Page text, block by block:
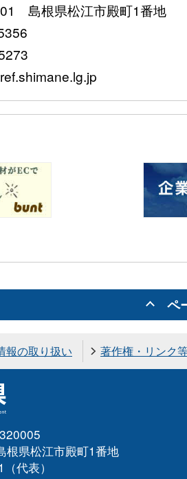
島根県松江市殿町1番地
ペ
報の取り扱い 著作権・リンク
県松江市殿町1番地
代表）